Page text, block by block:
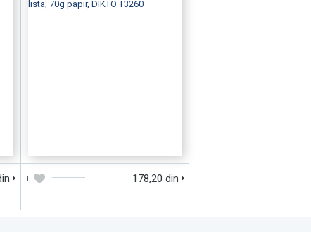
178,20 din